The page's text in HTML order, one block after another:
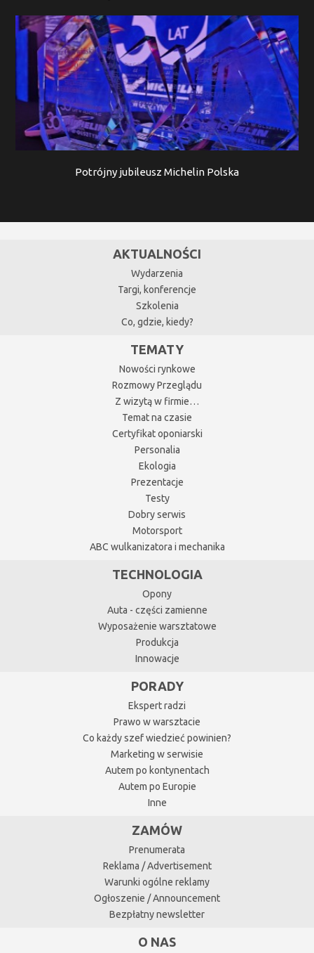
Potrójny jubileusz Michelin Polska
AKTUALNOŚCI
Wydarzenia
Targi, konferencje
Szkolenia
Co, gdzie, kiedy?
TEMATY
Nowości rynkowe
Rozmowy Przeglądu
Z wizytą w firmie…
Temat na czasie
Certyfikat oponiarski
Personalia
Ekologia
Prezentacje
Testy
Dobry serwis
Motorsport
ABC wulkanizatora i mechanika
TECHNOLOGIA
Opony
Auta - części zamienne
Wyposażenie warsztatowe
Produkcja
Innowacje
PORADY
Ekspert radzi
Prawo w warsztacie
Co każdy szef wiedzieć powinien?
Marketing w serwisie
Autem po kontynentach
Autem po Europie
Inne
ZAMÓW
Prenumerata
Reklama / Advertisement
Warunki ogólne reklamy
Ogłoszenie / Announcement
Bezpłatny newsletter
O NAS